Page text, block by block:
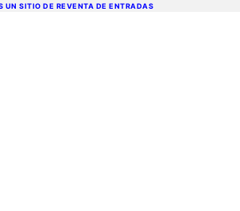
UN SITIO DE REVENTA DE ENTRADAS